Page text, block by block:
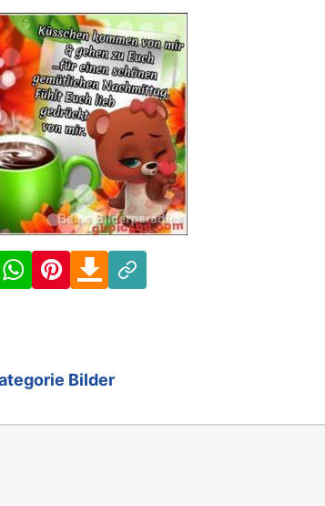
WhatsAppPinterestDownload
Link
Bilder